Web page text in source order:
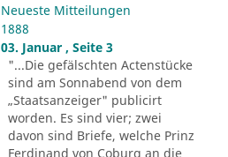
Neueste Mitteilungen
1888
03. Januar , Seite 3
"...Die gefälschten Actenstücke
sind am Sonnabend von dem
„Staatsanzeiger" publicirt
worden. Es sind vier; zwei
davon sind Briefe, welche Prinz
Ferdinand von Coburg an die